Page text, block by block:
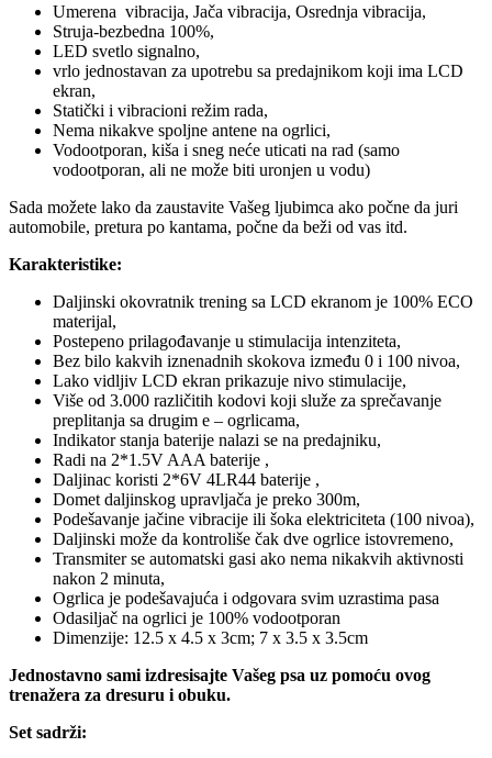
Umerena vibracija, Jača vibracija, Osrednja vibracija,
Struja-bezbedna 100%,
LED svetlo signalno,
vrlo jednostavan za upotrebu sa predajnikom koji ima LCD
ekran,
Statički i vibracioni režim rada,
Nema nikakve spoljne antene na ogrlici,
Vodootporan, kiša i sneg neće uticati na rad (samo
vodootporan, ali ne može biti uronjen u vodu)
Sada možete lako da zaustavite Vašeg ljubimca ako počne da juri
automobile, pretura po kantama, počne da beži od vas itd.
Karakteristike:
Daljinski okovratnik trening sa LCD ekranom je 100% ECO
materijal,
Postepeno prilagođavanje u stimulacija intenziteta,
Bez bilo kakvih iznenadnih skokova između 0 i 100 nivoa,
Lako vidljiv LCD ekran prikazuje nivo stimulacije,
Više od 3.000 različitih kodovi koji služe za sprečavanje
preplitanja sa drugim e – ogrlicama,
Indikator stanja baterije nalazi se na predajniku,
Radi na 2*1.5V AAA baterije ,
Daljinac koristi 2*6V 4LR44 baterije ,
Domet daljinskog upravljača je preko 300m,
Podešavanje jačine vibracije ili šoka elektriciteta (100 nivoa),
Daljinski može da kontroliše čak dve ogrlice istovremeno,
Transmiter se automatski gasi ako nema nikakvih aktivnosti
nakon 2 minuta,
Ogrlica je podešavajuća i odgovara svim uzrastima pasa
Odasiljač na ogrlici je 100% vodootporan
Dimenzije: 12.5 x 4.5 x 3cm; 7 x 3.5 x 3.5cm
Jednostavno sami izdresisajte Vašeg psa uz pomoću ovog
trenažera za dresuru i obuku.
Set sadrži: